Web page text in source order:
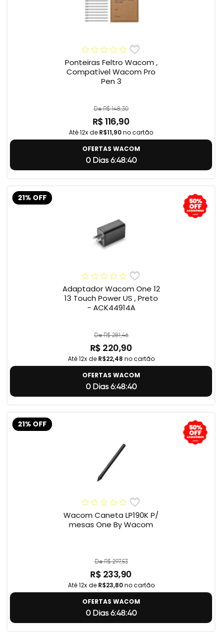
Ponteiras Feltro Wacom ,
Compatível Wacom Pro
Pen 3
De R$ 148,30
R$ 116,90
Até 12x de R$11,90no cartão
OFERTAS WACOM
0 Dias 6:48:39
21% OFF
Adaptador Wacom One 12
13 Touch Power US , Preto
- ACK44914A
De R$ 281,46
R$ 220,90
Até 12x de R$22,48 no cartão
OFERTAS WACOM
0 Dias 6:48:39
21% OFF
Wacom Caneta LP190K P/
mesas One By Wacom
De R$ 297,53
R$ 233,90
Até 12x de R$23,80no cartão
OFERTAS WACOM
0 Dias 6:48:39